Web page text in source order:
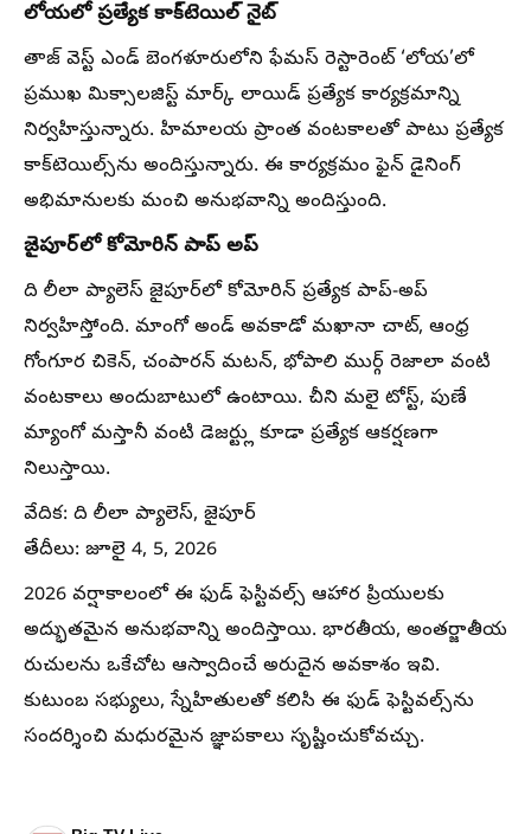
లోయలో ప్రత్యేక కాక్‌టెయిల్ నైట్
తాజ్ వెస్ట్ ఎండ్ బెంగళూరులోని ఫేమస్ రెస్టారెంట్ ‘లోయ’లో
ప్రముఖ మిక్సాలజిస్ట్ మార్క్ లాయిడ్ ప్రత్యేక కార్యక్రమాన్ని
నిర్వహిస్తున్నారు. హిమాలయ ప్రాంత వంటకాలతో పాటు ప్రత్యేక
కాక్‌టెయిల్స్‌ను అందిస్తున్నారు. ఈ కార్యక్రమం ఫైన్ డైనింగ్
అభిమానులకు మంచి అనుభవాన్ని అందిస్తుంది.
జైపూర్‌లో కోమోరిన్ పాప్ అప్
ది లీలా ప్యాలెస్ జైపూర్‌లో కోమోరిన్ ప్రత్యేక పాప్-అప్
నిర్వహిస్తోంది. మాంగో అండ్ అవకాడో మఖానా చాట్, ఆంధ్ర
గోంగూర చికెన్, చంపారన్ మటన్, భోపాలి ముర్గ్ రెజాలా వంటి
వంటకాలు అందుబాటులో ఉంటాయి. చీని మలై టోస్ట్, పుణే
మ్యాంగో మస్తానీ వంటి డెజర్ట్లు కూడా ప్రత్యేక ఆకర్షణగా
నిలుస్తాయి.
వేదిక: ది లీలా ప్యాలెస్, జైపూర్
తేదీలు: జూలై 4, 5, 2026
2026 వర్షాకాలంలో ఈ ఫుడ్ ఫెస్టివల్స్ ఆహార ప్రియులకు
అద్భుతమైన అనుభవాన్ని అందిస్తాయి. భారతీయ, అంతర్జాతీయ
రుచులను ఒకేచోట ఆస్వాదించే అరుదైన అవకాశం ఇవి.
కుటుంబ సభ్యులు, స్నేహితులతో కలిసి ఈ ఫుడ్ ఫెస్టివల్స్‌ను
సందర్శించి మధురమైన జ్ఞాపకాలు సృష్టించుకోవచ్చు.